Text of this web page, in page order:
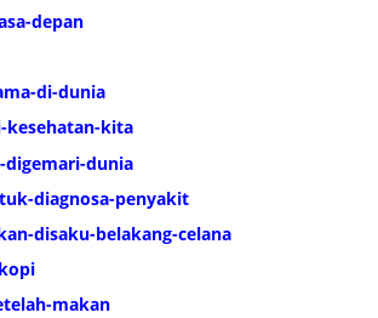
depan
di-dunia
kesehatan-kita
digemari-dunia
diagnosa-penyakit
disaku-belakang-celana
makan